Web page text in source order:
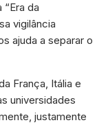
da
vigilância
ajuda a separar o
França, Itália e
universidades
justamente